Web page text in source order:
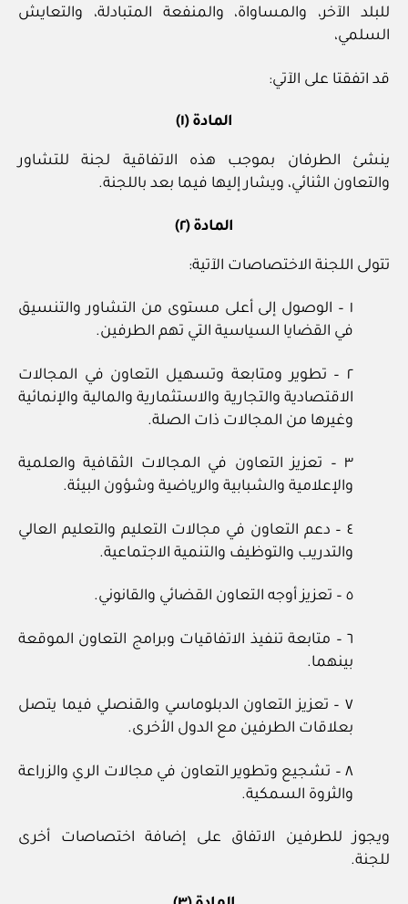
للبلد الآخر، والمساواة، والمنفعة المتبادلة، والتعايش
السلمي،
قد اتفقتا على الآتي:
المادة (١)
ينشئ الطرفان بموجب هذه الاتفاقية لجنة للتشاور
والتعاون الثنائي، ويشار إليها فيما بعد باللجنة.
المادة (٢)
تتولى اللجنة الاختصاصات الآتية:
١ – الوصول إلى أعلى مستوى من التشاور والتنسيق
في القضايا السياسية التي تهم الطرفين.
٢ – تطوير ومتابعة وتسهيل التعاون في المجالات
الاقتصادية والتجارية والاستثمارية والمالية والإنمائية
وغيرها من المجالات ذات الصلة.
٣ – تعزيز التعاون في المجالات الثقافية والعلمية
والإعلامية والشبابية والرياضية وشؤون البيئة.
٤ – دعم التعاون في مجالات التعليم والتعليم العالي
والتدريب والتوظيف والتنمية الاجتماعية.
٥ – تعزيز أوجه التعاون القضائي والقانوني.
٦ – متابعة تنفيذ الاتفاقيات وبرامج التعاون الموقعة
بينهما.
٧ – تعزيز التعاون الدبلوماسي والقنصلي فيما يتصل
بعلاقات الطرفين مع الدول الأخرى.
٨ – تشجيع وتطوير التعاون في مجالات الري والزراعة
والثروة السمكية.
ويجوز للطرفين الاتفاق على إضافة اختصاصات أخرى
للجنة.